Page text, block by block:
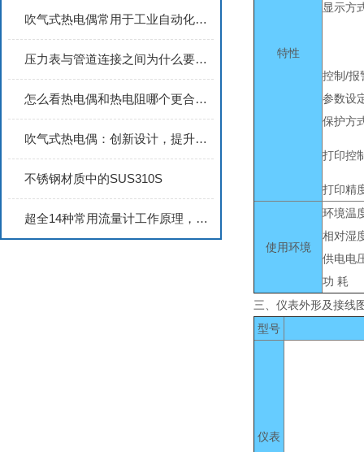
吹气式热电偶常用于工业自动化控制系统中
压力表与管道连接之间为什么要弯一个圈?
怎么看热电偶和热电阻哪个更合适？
吹气式热电偶：创新设计，提升测温效率
不锈钢材质中的SUS310S
超全14种常用流量计工作原理，建议收藏
特性
显示方
控制/报
参数设
保护方
打印控
打印精
使用环境
环境温
相对湿
供电电
功 耗
三、仪表外形及接线
型号
仪表